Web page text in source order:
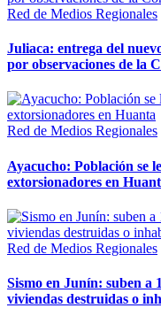
Red de Medios Regionales
Juliaca: entrega del
por observaciones de la
Red de Medios Regionales
Ayacucho: Población se
extorsionadores en
Red de Medios Regionales
Sismo en Junín: suben a
viviendas destruidas o